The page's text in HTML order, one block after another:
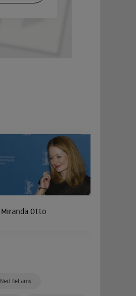
Miranda Otto
Ned Bellamy